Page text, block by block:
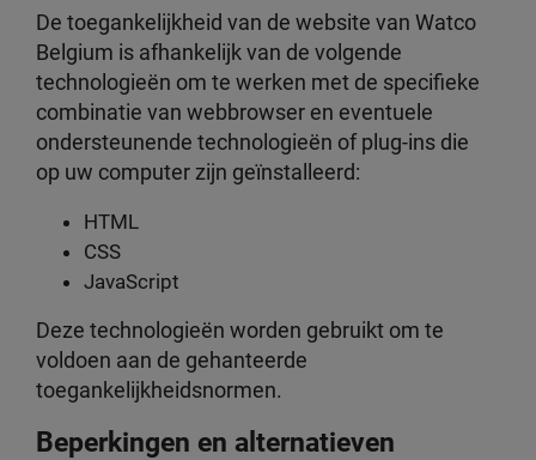
De toegankelijkheid van de website van Watco
Belgium is afhankelijk van de volgende
technologieën om te werken met de specifieke
combinatie van webbrowser en eventuele
ondersteunende technologieën of plug-ins die
op uw computer zijn geïnstalleerd:
HTML
CSS
JavaScript
Deze technologieën worden gebruikt om te
voldoen aan de gehanteerde
toegankelijkheidsnormen.
Beperkingen en alternatieven